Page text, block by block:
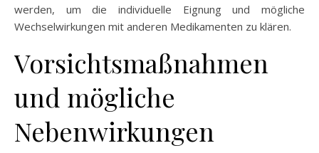
werden, um die individuelle Eignung und mögliche
Wechselwirkungen mit anderen Medikamenten zu klären.
Vorsichtsmaßnahmen
und mögliche
Nebenwirkungen